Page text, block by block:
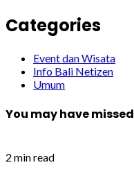
Categories
Event dan Wisata
Info Bali Netizen
Umum
You may have missed
2 min read